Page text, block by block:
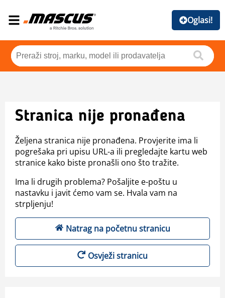
Oglasi!
Stranica nije pronađena
Željena stranica nije pronađena. Provjerite ima li
pogrešaka pri upisu URL-a ili pregledajte kartu web
stranice kako biste pronašli ono što tražite.
Ima li drugih problema? Pošaljite e-poštu u
nastavku i javit ćemo vam se. Hvala vam na
strpljenju!
Natrag na početnu stranicu
Osvježi stranicu